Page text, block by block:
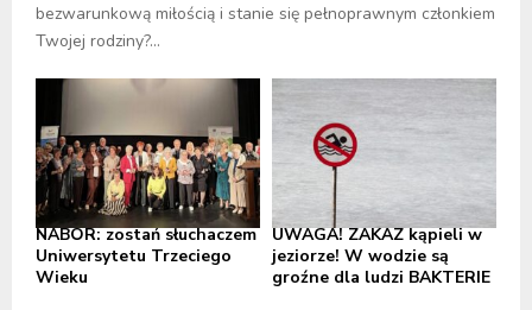
bezwarunkową miłością i stanie się pełnoprawnym członkiem
Twojej rodziny?...
NABÓR: zostań słuchaczem
Uniwersytetu Trzeciego
Wieku
UWAGA! ZAKAZ kąpieli w
jeziorze! W wodzie są
groźne dla ludzi BAKTERIE